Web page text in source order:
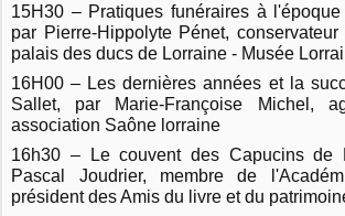
15H30 – Pratiques funéraires à
par Pierre-Hippolyte Pénet,
palais des ducs de Lorraine - Musée
16H00 – Les dernières années et la
Sallet, par Marie-Françoise Michel,
association Saône lorraine
16h30 – Le couvent des Capucins de
Pascal Joudrier, membre de
président des Amis du livre et du